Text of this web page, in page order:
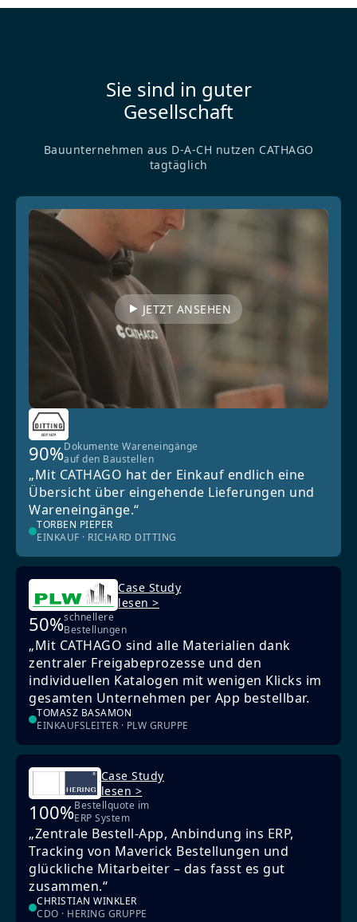
Sie sind in guter
Gesellschaft
Bauunternehmen aus D-A-CH nutzen CATHAGO
tagtäglich
JETZT ANSEHEN
90%Dokumente Wareneingänge
auf den Baustellen
„Mit CATHAGO hat der Einkauf endlich eine
Übersicht über eingehende Lieferungen und
Wareneingänge.“
TORBEN PIEPER
EINKAUF · RICHARD DITTING
Case Study
lesen >
50%schnellere
Bestellungen
„Mit CATHAGO sind alle Materialien dank
zentraler Freigabeprozesse und den
individuellen Katalogen mit wenigen Klicks im
gesamten Unternehmen per App bestellbar.
TOMASZ BASAMON
EINKAUFSLEITER · PLW GRUPPE
Case Study
lesen >
100%Bestellquote im
ERP System
„Zentrale Bestell-App, Anbindung ins ERP,
Tracking von Maverick Bestellungen und
glückliche Mitarbeiter – das fasst es gut
zusammen.“
CHRISTIAN WINKLER
CDO · HERING GRUPPE